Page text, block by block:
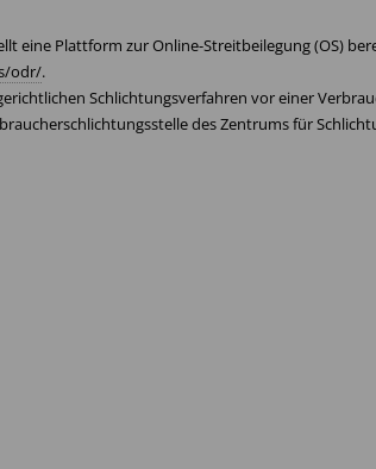
eine Plattform zur Online-Streitbeilegung (OS)
odr/.
Schlichtungsverfahren vor einer
des Zentrums für